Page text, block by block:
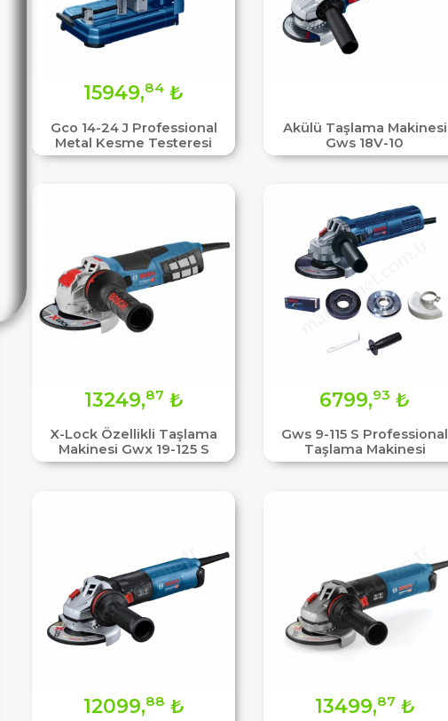
Gco 14-24 J Professional
Metal Kesme Testeresi
15949,84 ₺
Akülü Taşlama Makinesi
Gws 18V-10
X-Lock Özellikli Taşlama
Makinesi Gwx 19-125 S
13249,87 ₺
Gws 9-115 S Professional
Taşlama Makinesi
6799,93 ₺
12099,88 ₺ 13499,87 ₺